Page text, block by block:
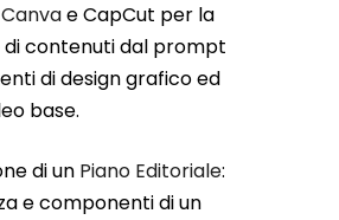
Canvae CapCut per la
di contenuti dal prompt
di design grafico ed
base.
di un Piano Editoriale:
e componenti di un